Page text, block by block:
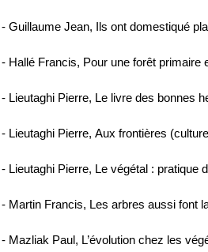
- Guillaume Jean, Ils ont domestiqué
- Hallé Francis, Pour une forêt primaire
- Lieutaghi Pierre, Le livre des bonnes
- Lieutaghi Pierre, Aux frontières
- Lieutaghi Pierre, Le végétal : pratique
- Martin Francis, Les arbres aussi font
- Mazliak Paul, L’évolution chez les